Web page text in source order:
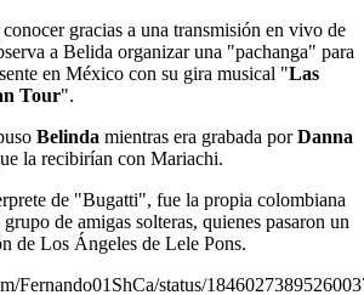
gracias a una transmisión en vivo de
a Belida organizar una "pachanga" para
en México con su gira musical "Las
Tour".
Belinda mientras era grabada porDanna
la recibirían con Mariachi.
de "Bugatti", fue la propia colombiana
de amigas solteras, quienes pasaron un
de Los Ángeles de Lele Pons.
Fernando01ShCa/status/